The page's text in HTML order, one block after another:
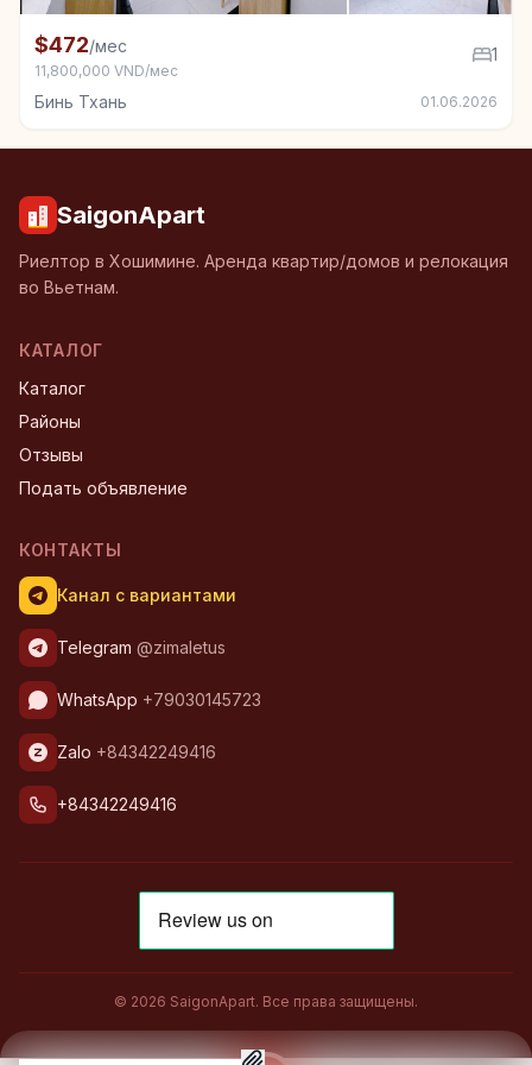
Квартира в аренду в Бинь Тхань, 1 спал.
$472/мес
11,800,000 VND/мес
1
Бинь Тхань 01.06.2026
SaigonApart
Риелтор в Хошимине. Аренда квартир/домов и релокация
во Вьетнам.
КАТАЛОГ
Каталог
Районы
Отзывы
Подать объявление
КОНТАКТЫ
Канал с вариантами
Telegram @zimaletus
WhatsApp +79030145723
Zalo +84342249416
+84342249416
© 2026 SaigonApart. Все права защищены.